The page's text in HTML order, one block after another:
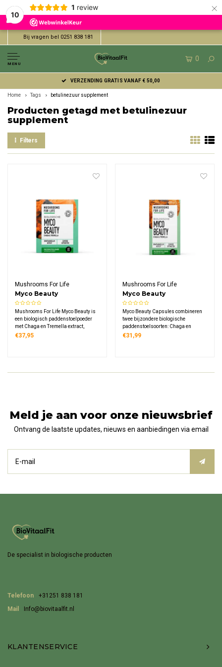
10
1 review ×
Bij vragen bel 0251 838 181
MENU
0
VERZENDING GRATIS VANAF € 50,00
Home Tags betulinezuur supplement
Producten getagd met betulinezuur
supplement
Filters
Mushrooms For Life
Myco Beauty
Paddenstoelen Poeder
Bio
Mushrooms For Life Myco Beauty is
een biologisch paddenstoelpoeder
met Chaga en Tremella extract,
zorgvuldig samengesteld voor
€37,95
Mushrooms For Life
Myco Beauty
Paddenstoelen
Capsules Bio
Myco Beauty Capsules combineren
twee bijzondere biologische
paddenstoelsoorten: Chaga en
Tremella. Deze zorgvuldig
€31,99
Meld je aan voor onze nieuwsbrief
Ontvang de laatste updates, nieuws en aanbiedingen via email
De specialist in biologische producten
Telefoon
+31251 838 181
Mail
Info@biovitaalfit.nl
KLANTENSERVICE